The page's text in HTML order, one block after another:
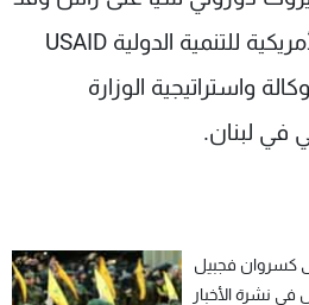
من السفارة والوكالة الأمريكية للتنمية الدولية USAID
واستراتيجية الوزارة
في لبنان.
كسروان فجبيل
في نشرة الأخبار
وظائف
تواصل معنا
شروط الإسـتخدام
سياسة الخصوصية